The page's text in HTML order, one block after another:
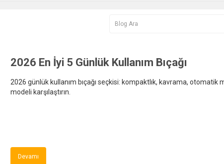
2026 En İyi 5 Günlük Kullanım Bıçağı
2026 günlük kullanım bıçağı seçkisi: kompaktlık, kavrama,
modeli karşılaştırın.
Devamı